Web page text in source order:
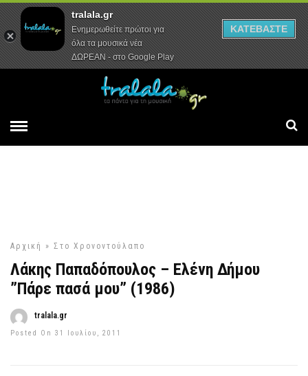
Αρχική Συνεντεύξεις Ρεπορτάζ
Αρχική » Στο Χρονοντούλαπο
Λάκης Παπαδόπουλος – Ελένη Δήμου
”Πάρε πασά μου” (1986)
tralala.gr
Posted On 31 Ιουλίου, 2011
tralala.gr
Ενημερωθείτε πρώτοι για
όλα τα μουσικά νέα
ΔΩΡΕΑΝ - στο Google Play
ΚΑΤΕΒΑΣΤΕ